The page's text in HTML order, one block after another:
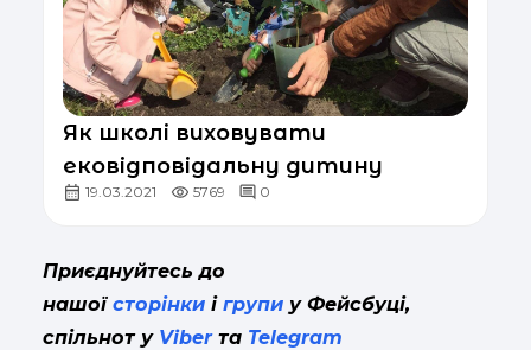
Як школі виховувати
ековідповідальну дитину
19.03.2021 5769 0
Приєднуйтесь до
нашої сторінки і групи у Фейсбуці,
спільнот у Viberта Telegram